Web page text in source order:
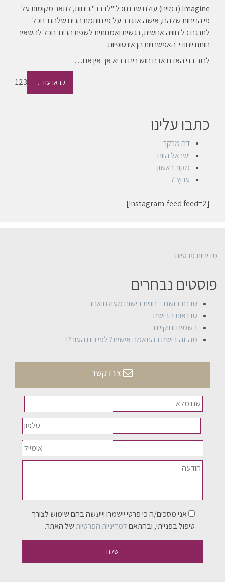
Imagine (דמיינו) עולם שבו נוכל "לדבר" ריחות, לתאר מקומות על
פי הריחות שלהם, אישה או גבר על פי חותמת הריח שלהם. נוכל
לתרגם כל חוויה אנושית, רגשית ואמנותית לשפת הריח. נוכל להשאיר
חותם ייחודי. האפשרויות הן אינסופיות.
לרוב בני האדם אדם חוש ריח בריא אך אין אנו…
קראו עוד… 123
כתבו עלינו
דה מרקר
ישראל היום
מקור ראשון
ערוץ 7
[Instagram-feed feed=2]
מדיניות פרטיות
פוסטים נבחרים
סדנת בושם – חווית בישום מעולם אחר
סדנאות הבושם
בשמים וחיקויים
מה זה בושם בהתאמה אישית? לפי ריח העור?!
צרו קשר
אני מסכים/ה כי פרטי יישמרו וייעשה בהם שימוש לצורך
טיפול בפנייתי, ובהתאםלמדיניות הפרטיותשל האתר.